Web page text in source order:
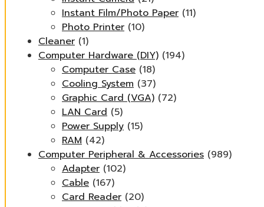
Instant Film/Photo Paper (11)
Photo Printer (10)
Cleaner (1)
Computer Hardware (DIY) (194)
Computer Case (18)
Cooling System (37)
Graphic Card (VGA) (72)
LAN Card (5)
Power Supply (15)
RAM (42)
Computer Peripheral & Accessories (989)
Adapter (102)
Cable (167)
Card Reader (20)